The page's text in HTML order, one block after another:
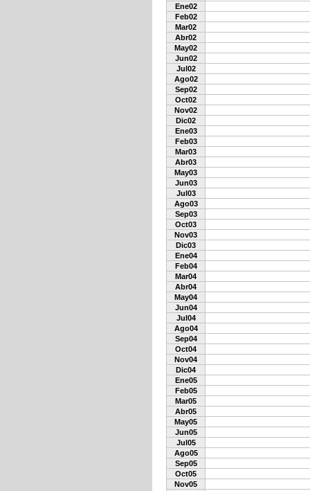
Ene02
Feb02
Mar02
Abr02
May02
Jun02
Jul02
Ago02
Sep02
Oct02
Nov02
Dic02
Ene03
Feb03
Mar03
Abr03
May03
Jun03
Jul03
Ago03
Sep03
Oct03
Nov03
Dic03
Ene04
Feb04
Mar04
Abr04
May04
Jun04
Jul04
Ago04
Sep04
Oct04
Nov04
Dic04
Ene05
Feb05
Mar05
Abr05
May05
Jun05
Jul05
Ago05
Sep05
Oct05
Nov05